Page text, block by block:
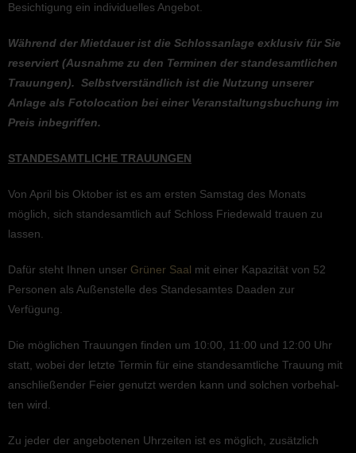
Besich­ti­gung ein indivi­du­el­les Angebot.
Während der Mietdauer ist die Schloss­an­lage exklu­siv für Sie
reser­viert (Ausnahme zu den Termi­nen der standes­amt­li­chen
Trauun­gen). Selbst­ver­ständ­lich ist die Nutzung unserer
Anlage als Fotolo­ca­tion bei einer Veran­stal­tungs­bu­chung im
Preis inbegriffen.
STANDESAMTLICHE TRAUUNGEN
Von April bis Oktober ist es am ersten Samstag des Monats
möglich, sich standes­amt­lich auf Schloss Friedewald trauen zu
lassen.
Dafür steht Ihnen unser Grüner Saal mit einer Kapazi­tät von 52
Perso­nen als Außen­stelle des Standes­am­tes Daaden zur
Verfügung.
Die mögli­chen Trauun­gen finden um 10:00, 11:00 und 12:00 Uhr
statt, wobei der letzte Termin für eine standes­amt­li­che Trauung mit
anschlie­ßen­der Feier genutzt werden kann und solchen vorbe­hal­
ten wird.
Zu jeder der angebo­te­nen Uhrzei­ten ist es möglich, zusätz­lich